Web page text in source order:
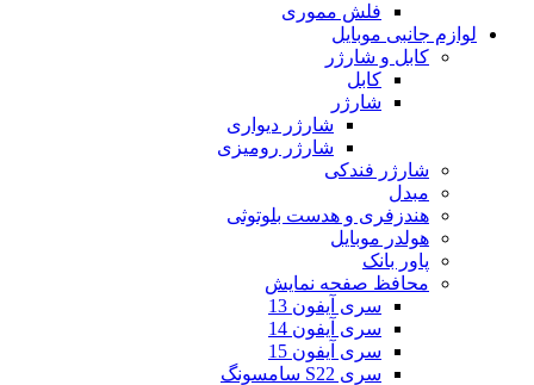
فلش مموری
لوازم جانبی موبایل
کابل و شارژر
کابل
شارژر
شارژر دیواری
شارژر رومیزی
شارژر فندکی
مبدل
هندزفری و هدست بلوتوثی
هولدر موبایل
پاور بانک
محافظ صفحه نمایش
سری آیفون 13
سری آیفون 14
سری آیفون 15
سری S22 سامسونگ